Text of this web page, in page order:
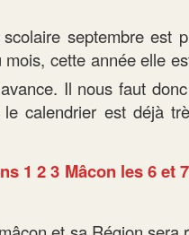
septembre est
cette année elle
Il nous faut
calendrier est déjà
1 2 3 Mâcon les 6 et